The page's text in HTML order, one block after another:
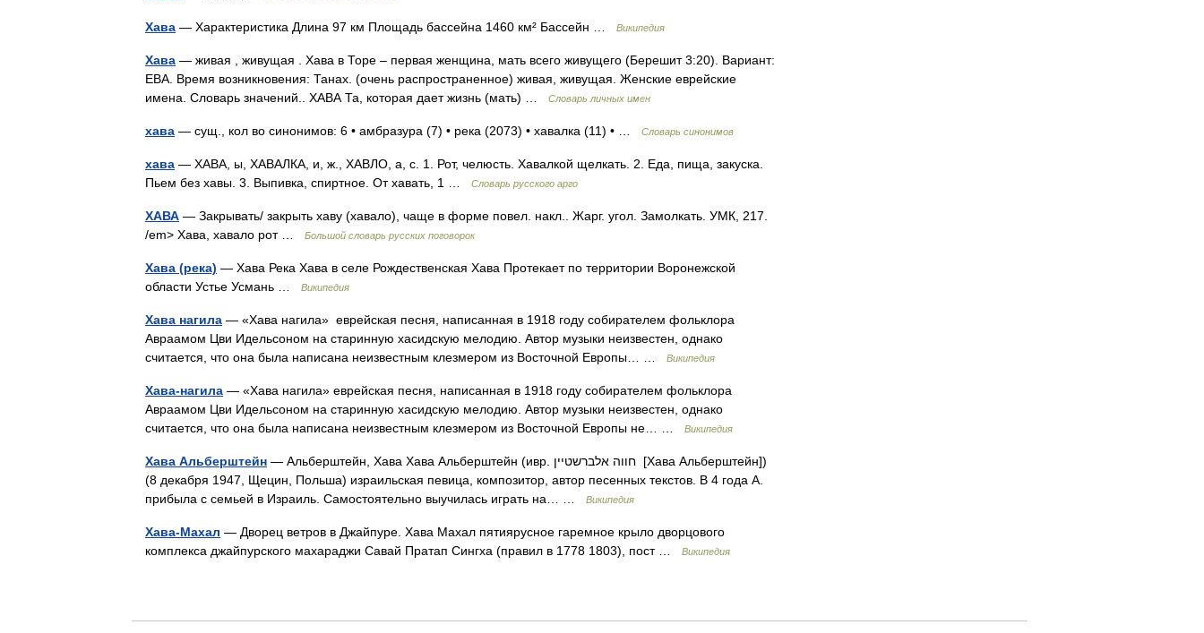
Хава — Характеристика Длина 97 км Площадь бассейна 1460 км² Бассейн … Википедия
Хава — живая , живущая . Хава в Торе – первая женщина, мать всего живущего (Берешит 3:20). Вариант:
ЕВА. Время возникновения: Танах. (очень распространенное) живая, живущая. Женские еврейские
имена. Словарь значений.. ХАВА Та, которая дает жизнь (мать) …
Словарь личных имен
хава — сущ., кол во синонимов: 6 • амбразура (7) • река (2073) • хавалка (11) • … Словарь синонимов
хава — ХАВА, ы, ХАВАЛКА, и, ж., ХАВЛО, а, с. 1. Рот, челюсть. Хавалкой щелкать. 2. Еда, пища, закуска.
Пьем без хавы. 3. Выпивка, спиртное. От хавать, 1 …
Словарь русского арго
ХАВА — Закрывать/ закрыть хаву (хавало), чаще в форме повел. накл.. Жарг. угол. Замолкать. УМК, 217.
/em> Хава, хавало рот …
Большой словарь русских поговорок
Хава (река) — Хава Река Хава в селе Рождественская Хава Протекает по территории Воронежской
области Устье Усмань …
Википедия
Хава нагила — «Хава нагила» еврейская песня, написанная в 1918 году собирателем фольклора
Авраамом Цви Идельсоном на старинную хасидскую мелодию. Автор музыки неизвестен, однако
считается, что она была написана неизвестным клезмером из Восточной Европы… …
Википедия
Хава-нагила — «Хава нагила» еврейская песня, написанная в 1918 году собирателем фольклора
Авраамом Цви Идельсоном на старинную хасидскую мелодию. Автор музыки неизвестен, однако
считается, что она была написана неизвестным клезмером из Восточной Европы не… …
Википедия
Хава Альберштейн — Альберштейн, Хава Хава Альберштейн (ивр. חווה אלברשטיין ‎ [Хава Альберштейн])
(8 декабря 1947, Щецин, Польша) израильская певица, композитор, автор песенных текстов. В 4 года А.
прибыла с семьей в Израиль. Самостоятельно выучилась играть на… …
Википедия
Хава-Махал — Дворец ветров в Джайпуре. Хава Махал пятиярусное гаремное крыло дворцового
комплекса джайпурского махараджи Савай Пратап Сингха (правил в 1778 1803), пост …
Википедия